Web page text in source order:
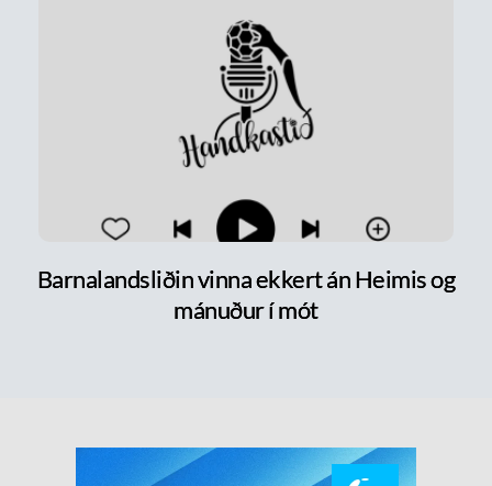
Barnalandsliðin vinna ekkert án Heimis og
mánuður í mót